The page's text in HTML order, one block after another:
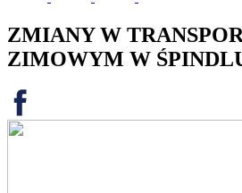
ZMIANY W
ZIMOWYM W